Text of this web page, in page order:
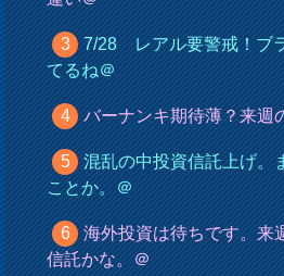
7/28 レアル要警戒！ブ
てるね＠
バーナンキ期待薄？来週
混乱の中投資信託上げ。
ことか。＠
海外投資は待ちです。来
信託かな。＠